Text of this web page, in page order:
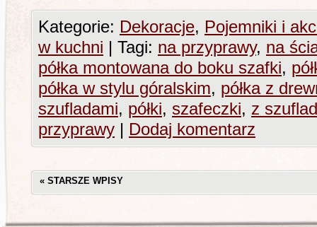
Kategorie: Dekoracje, Pojemniki i
w kuchni | Tagi: na przyprawy, na
półka montowana do boku szafki,
półka w stylu góralskim, półka z
szufladami, półki, szafeczki, z
przyprawy | Dodaj komentarz
« STARSZE WPISY